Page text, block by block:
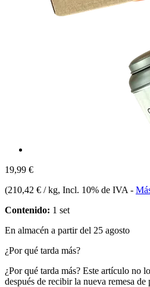
19,99 €
(210,42 € / kg, Incl. 10% de IVA -
Contenido: 1 set
En almacén a partir del 25 agosto
¿Por qué tarda más?
¿Por qué tarda más? Este artículo no
después de recibir la nueva remesa de